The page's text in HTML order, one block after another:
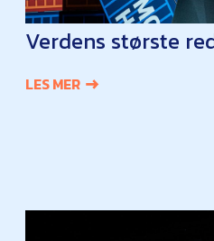
Verdens største
LES MER